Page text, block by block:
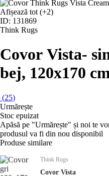
Afișează tot (+2)
ID: 131869
Think Rugs
Covor Vista-
bej, 120x170
(25)
Urmărește
Stoc epuizat
Apăsă pe "Urmărește" și noi te
produsul va fi din nou disponibil
Produse similare
Think Rugs
Covor Vista